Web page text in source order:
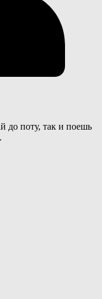
до поту, так и поешь